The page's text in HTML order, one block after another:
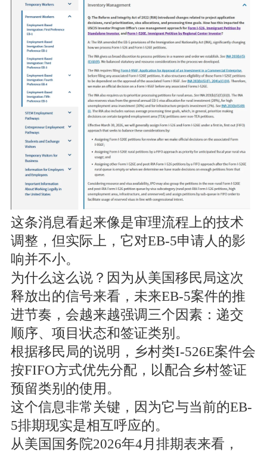
这条消息看起来像是审理流程上的技术
调整，但实际上，它对EB-5申请人的影
响并不小。
为什么这么说？因为从美国移民局这次
释放出的信号来看，未来EB-5案件的推
进节奏，会越来越强调三个因素：递交
顺序、项目状态和签证类别。
根据移民局的说明，乡村类I-526E案件会
按FIFO方式优先分配，以配合乡村签证
预留类别的使用。
这个信息非常关键，因为它与当前的EB-
5排期现实是相互呼应的。
从美国国务院2026年4月排期表来看，